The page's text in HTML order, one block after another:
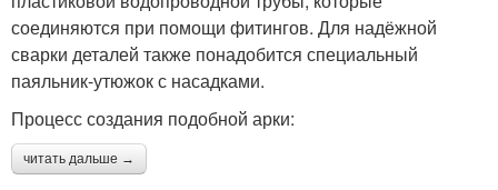
соединяются при помощи фитингов. Для надёжной
сварки деталей также понадобится специальный
паяльник-утюжок с насадками.
Процесс создания подобной арки:
читать дальше →